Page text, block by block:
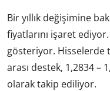
Bir yıllık değişimine
fiyatlarını işaret
gösteriyor. Hisselerde
arası destek, 1,2834 –
olarak takip ediliyor.